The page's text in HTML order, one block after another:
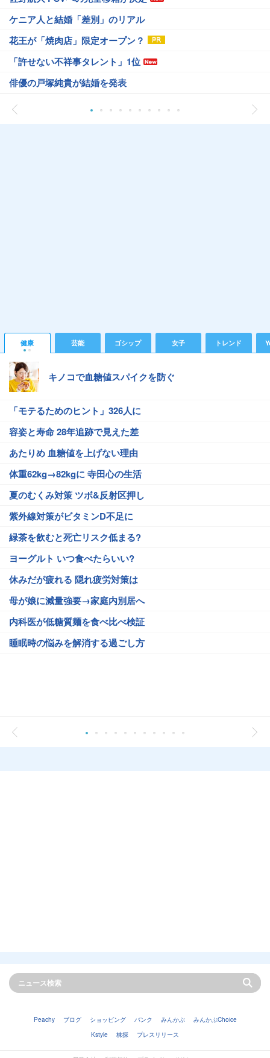
ケニア人と結婚「差別」のリアル
花王が「焼肉店」限定オープン？
「許せない不祥事タレント」1位
俳優の戸塚純貴が結婚を発表
健康 芸能 ゴシップ 女子 トレンド
キノコで血糖値スパイクを防ぐ
「モテるためのヒント」326人に
容姿と寿命 28年追跡で見えた差
あたりめ 血糖値を上げない理由
体重62kg→82kgに 寺田心の生活
夏のむくみ対策 ツボ&反射区押し
紫外線対策がビタミンD不足に
緑茶を飲むと死亡リスク低まる?
ヨーグルト いつ食べたらいい?
休みだが疲れる 隠れ疲労対策は
母が娘に減量強要→家庭内別居へ
内科医が低糖質麺を食べ比べ検証
睡眠時の悩みを解消する過ごし方
Peachy ブログ ショッピング バンク みんかぶ
みんかぶChoice
Kstyle
株探 プレスリリース